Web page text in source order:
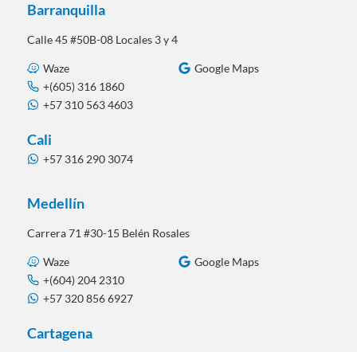
Barranquilla
Calle 45 #50B-08 Locales 3 y 4
Waze
Google Maps
+(605) 316 1860
+57 310 563 4603
Cali
+57 316 290 3074
Medellín
Carrera 71 #30-15 Belén Rosales
Waze
Google Maps
+(604) 204 2310
+57 320 856 6927
Cartagena